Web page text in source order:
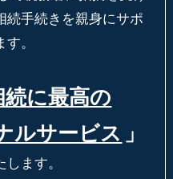
続手続きを親身にサポ
。
に最高の
ルサービス 」
ます。